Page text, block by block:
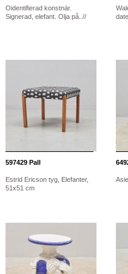
Oidentifierad konstnär.
Signerad, elefant. Olja på..//
597429 Pall
Estrid Ericson tyg, Elefanter,
51x51 cm